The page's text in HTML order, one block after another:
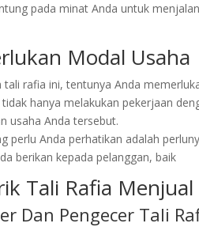
pada minat Anda untuk
Modal Usaha
rafia ini, tentunya Anda
hanya melakukan pekerjaan
usaha Anda tersebut.
perlu Anda perhatikan adalah
berikan kepada pelanggan, baik
Tali Rafia
Dan Pengecer Tali